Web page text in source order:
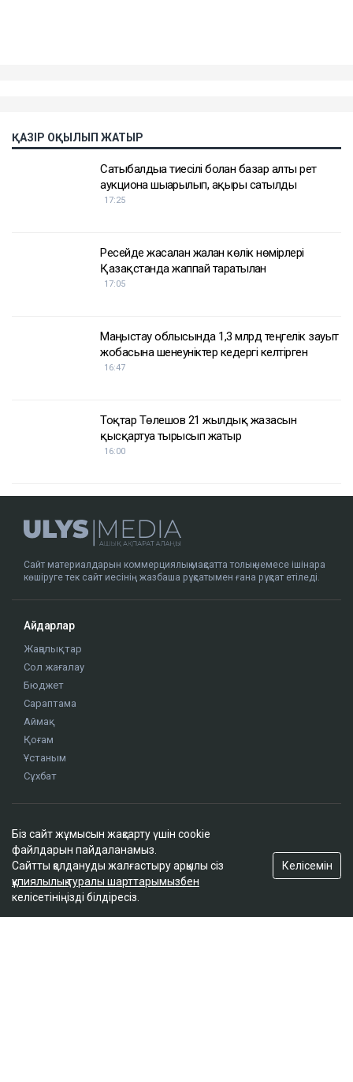
ҚАЗІР ОҚЫЛЫП ЖАТЫР
Сатыбалдыға тиесілі болған базар алты рет
аукционға шығарылып, ақыры сатылды
17:25
Ресейде жасалған жалған көлік нөмірлері
Қазақстанда жаппай таратылған
17:05
Маңғыстау облысында 1,3 млрд теңгелік зауыт
жобасына шенеуніктер кедергі келтірген
16:47
Тоқтар Төлешов 21 жылдық жазасын
қысқартуға тырысып жатыр
16:00
Сайт материалдарын коммерциялық мақсатта толық немесе ішінара
көшіруге тек сайт иесінің жазбаша рұқсатымен ғана рұқсат етіледі.
Айдарлар
Жаңалықтар
Сол жағалау
Бюджет
Сараптама
Аймақ
Қоғам
Ұстаным
Сұхбат
Жоба туралы
Сайт ережелері
Сайттағы жарнама
Байланыс
Редакциялық саясат
Біз сайт жұмысын жақсарту үшін cookie
файлдарын пайдаланамыз.
Сайтты қолдануды жалғастыру арқылы сіз
құпиялылық туралы шарттарымызбен
келісетініңізді білдіресіз.
Келісемін